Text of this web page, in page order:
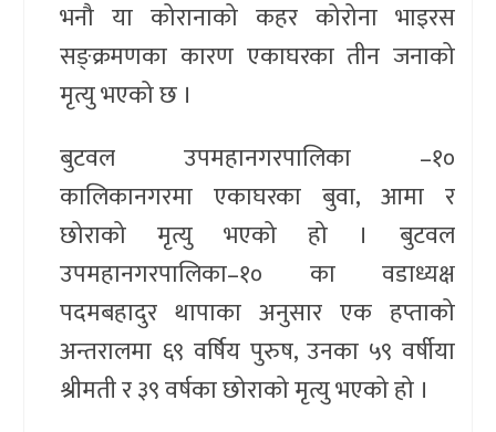
भनौ या कोरानाको कहर कोरोना भाइरस
सङ्क्रमणका कारण एकाघरका तीन जनाको
मृत्यु भएको छ ।
बुटवल उपमहानगरपालिका –१०
कालिकानगरमा एकाघरका बुवा, आमा र
छोराको मृत्यु भएको हो । बुटवल
उपमहानगरपालिका–१० का वडाध्यक्ष
पदमबहादुर थापाका अनुसार एक हप्ताको
अन्तरालमा ६९ वर्षिय पुरुष, उनका ५९ वर्षीया
श्रीमती र ३९ वर्षका छोराको मृत्यु भएको हो ।